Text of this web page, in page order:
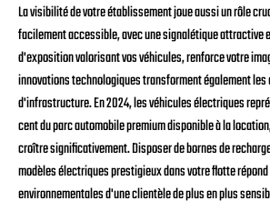
La visibilité de votre établissement joue aussi un rôle
facilement accessible, avec une signalétique attractive
d'exposition valorisant vos véhicules, renforce votre
innovations technologiques transforment également
d'infrastructure. En 2024, les véhicules électriques
cent du parc automobile premium disponible à la
croître significativement. Disposer de bornes de
modèles électriques prestigieux dans votre flotte
environnementales d'une clientèle de plus en plus